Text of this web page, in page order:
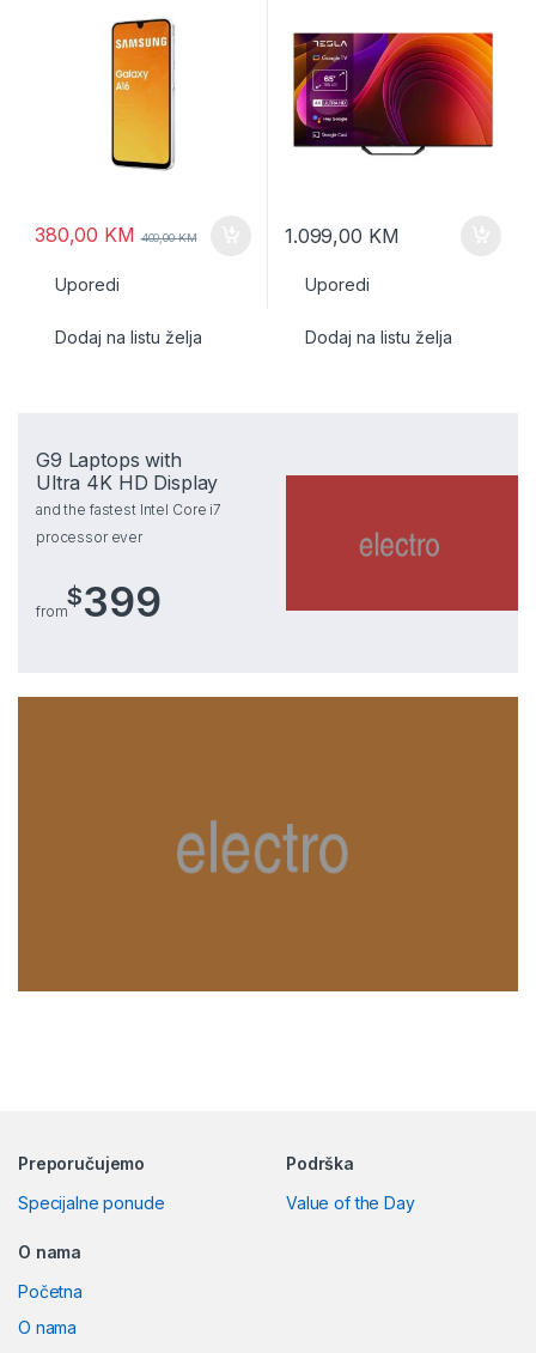
380,00 KM 400,00KM
Uporedi
Dodaj na listu želja
1.099,00 KM
Uporedi
Dodaj na listu želja
G9 Laptops with
Ultra 4K HD Display
and the fastest Intel Core i7
processor ever
from
$399
Preporučujemo
Specijalne ponude
Podrška
Value of the Day
O nama
Početna
O nama